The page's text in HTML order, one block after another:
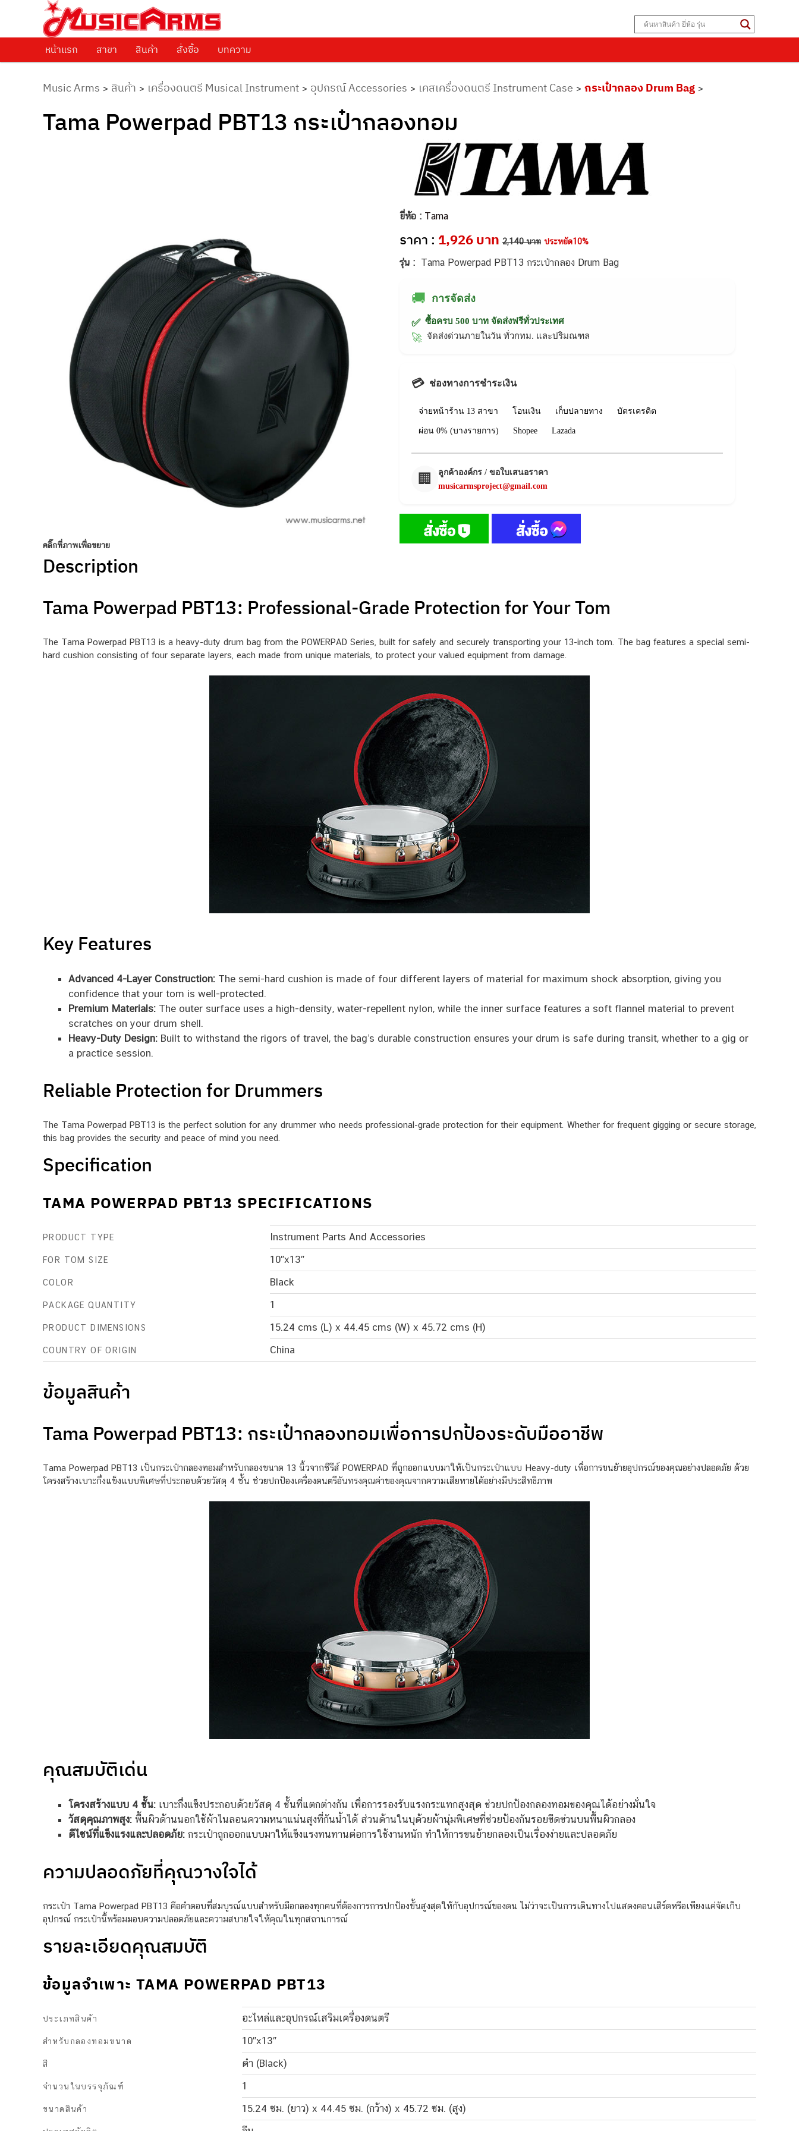
Music Arms
ศูนย์รวมครื่องดนตรีทุกชนิด ตั้งแต่เริ่มต้นถึงมืออาชีพ
Skip to primary content
หน้าแรก สาขา สินค้า สั่งซื้อ บทความ
Music Arms > สินค้า > เครื่องดนตรี Musical Instrument > อุปกรณ์ Accessories > เคสเครื่องดนตรี Instrument Case > กระเป๋ากลอง Drum Bag >
Tama Powerpad PBT13 กระเป๋ากลองทอม
คลิ๊กที่ภาพเพื่อขยาย
ยี่ห้อ : Tama
ราคา : 1,926 บาท 2,140 บาท ประหยัด10%
รุ่น : Tama Powerpad PBT13 กระเป๋ากลอง Drum Bag
🚚 การจัดส่ง
✅ ซื้อครบ 500 บาท จัดส่งฟรีทั่วประเทศ
🚀 จัดส่งด่วนภายในวัน ทั่วกทม. และปริมณฑล
💳 ช่องทางการชำระเงิน
จ่ายหน้าร้าน 13 สาขา โอนเงิน เก็บปลายทาง บัตรเครดิต
ผ่อน 0% (บางรายการ) Shopee Lazada
🏢
ลูกค้าองค์กร / ขอใบเสนอราคา
musicarmsproject@gmail.com
Description
Tama Powerpad PBT13: Professional-Grade Protection for Your Tom
The Tama Powerpad PBT13 is a heavy-duty drum bag from the POWERPAD Series, built for safely and securely transporting your 13-inch tom. The bag features a special semi-
hard cushion consisting of four separate layers, each made from unique materials, to protect your valued equipment from damage.
Key Features
Advanced 4-Layer Construction:The semi-hard cushion is made of four different layers of material for maximum shock absorption, giving you
confidence that your tom is well-protected.
Premium Materials:The outer surface uses a high-density, water-repellent nylon, while the inner surface features a soft flannel material to prevent
scratches on your drum shell.
Heavy-Duty Design:Built to withstand the rigors of travel, the bag’s durable construction ensures your drum is safe during transit, whether to a gig or
a practice session.
Reliable Protection for Drummers
The Tama Powerpad PBT13 is the perfect solution for any drummer who needs professional-grade protection for their equipment. Whether for frequent gigging or secure storage,
this bag provides the security and peace of mind you need.
Specification
TAMA POWERPAD PBT13 SPECIFICATIONS
PRODUCT TYPE Instrument Parts And Accessories
FOR TOM SIZE 10″x13″
COLOR Black
PACKAGE QUANTITY 1
PRODUCT DIMENSIONS 15.24 cms (L) x 44.45 cms (W) x 45.72 cms (H)
COUNTRY OF ORIGIN China
ข้อมูลสินค้า
Tama Powerpad PBT13: กระเป๋ากลองทอมเพื่อการปกป้องระดับมืออาชีพ
Tama Powerpad PBT13 เป็นกระเป๋ากลองทอมสำหรับกลองขนาด 13 นิ้วจากซีรีส์ POWERPAD ที่ถูกออกแบบมาให้เป็นกระเป๋าแบบ Heavy-duty เพื่อการขนย้ายอุปกรณ์ของคุณอย่างปลอดภัย ด้วย
โครงสร้างเบาะกึ่งแข็งแบบพิเศษที่ประกอบด้วยวัสดุ 4 ชั้น ช่วยปกป้องเครื่องดนตรีอันทรงคุณค่าของคุณจากความเสียหายได้อย่างมีประสิทธิภาพ
คุณสมบัติเด่น
โครงสร้างแบบ 4 ชั้น:เบาะกึ่งแข็งประกอบด้วยวัสดุ 4 ชั้นที่แตกต่างกัน เพื่อการรองรับแรงกระแทกสูงสุด ช่วยปกป้องกลองทอมของคุณได้อย่างมั่นใจ
วัสดุคุณภาพสูง:พื้นผิวด้านนอกใช้ผ้าไนลอนความหนาแน่นสูงที่กันน้ำได้ ส่วนด้านในบุด้วยผ้านุ่มพิเศษที่ช่วยป้องกันรอยขีดข่วนบนพื้นผิวกลอง
ดีไซน์ที่แข็งแรงและปลอดภัย:กระเป๋าถูกออกแบบมาให้แข็งแรงทนทานต่อการใช้งานหนัก ทำให้การขนย้ายกลองเป็นเรื่องง่ายและปลอดภัย
ความปลอดภัยที่คุณวางใจได้
กระเป๋า Tama Powerpad PBT13 คือคำตอบที่สมบูรณ์แบบสำหรับมือกลองทุกคนที่ต้องการการปกป้องขั้นสูงสุดให้กับอุปกรณ์ของตน ไม่ว่าจะเป็นการเดินทางไปแสดงคอนเสิร์ตหรือเพียงแค่จัดเก็บ
อุปกรณ์ กระเป๋านี้พร้อมมอบความปลอดภัยและความสบายใจให้คุณในทุกสถานการณ์
รายละเอียดคุณสมบัติ
ข้อมูลจำเพาะ TAMA POWERPAD PBT13
ประเภทสินค้า อะไหล่และอุปกรณ์เสริมเครื่องดนตรี
สำหรับกลองทอมขนาด 10″x13″
สี ดำ (Black)
จำนวนในบรรจุภัณฑ์ 1
ขนาดสินค้า 15.24 ซม. (ยาว) x 44.45 ซม. (กว้าง) x 45.72 ซม. (สูง)